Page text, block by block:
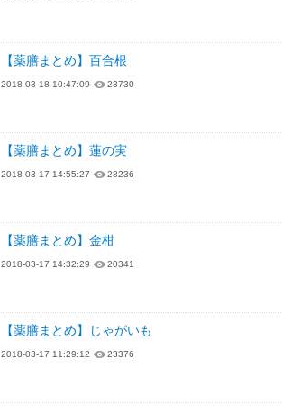
【薬膳まとめ】百合根
2018-03-18 10:47:09 23730
【薬膳まとめ】蓮の実
2018-03-17 14:55:27 28236
【薬膳まとめ】金柑
2018-03-17 14:32:29 20341
【薬膳まとめ】じゃがいも
2018-03-17 11:29:12 23376